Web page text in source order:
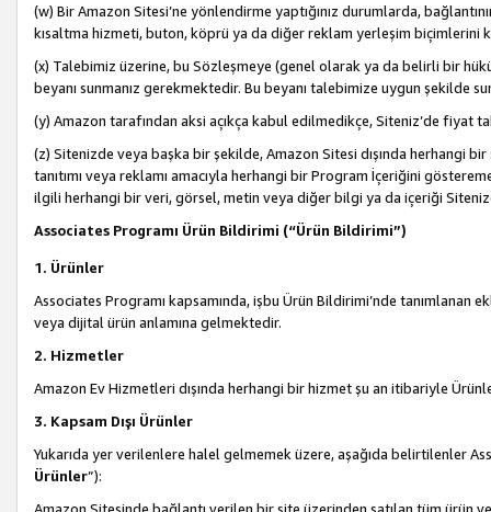
(w) Bir Amazon Sitesi’ne yönlendirme yaptığınız durumlarda,
kısaltma hizmeti, buton, köprü ya da diğer reklam yerleşim biçimlerini
(x) Talebimiz üzerine, bu Sözleşmeye (genel olarak ya da belirli bir
beyanı sunmanız gerekmektedir. Bu beyanı talebimize uygun şekilde
(y) Amazon tarafından aksi açıkça kabul edilmedikçe, Siteniz’de fiyat
(z) Sitenizde veya başka bir şekilde, Amazon Sitesi dışında herhangi
tanıtımı veya reklamı amacıyla herhangi bir Program İçeriğini
ilgili herhangi bir veri, görsel, metin veya diğer bilgi ya da içeriği
Associates Programı Ürün Bildirimi (“Ürün Bildirimi”)
1. Ürünler
Associates Programı kapsamında, işbu Ürün Bildirimi’nde
veya dijital ürün anlamına gelmektedir.
2. Hizmetler
Amazon Ev Hizmetleri dışında herhangi bir hizmet şu an itibariyle
3. Kapsam Dışı Ürünler
Yukarıda yer verilenlere halel gelmemek üzere, aşağıda belirtilenler
Ürünler”):
Amazon Sitesinde bağlantı verilen bir site üzerinden satılan tüm ürün